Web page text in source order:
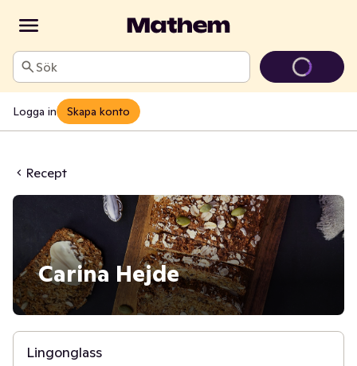
Sök
Logga in Skapa konto
Recept
Carina Hejde
6 t
Lingonglass